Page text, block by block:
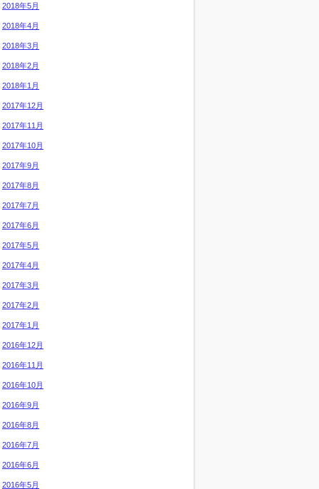
2018年5月
2018年4月
2018年3月
2018年2月
2018年1月
2017年12月
2017年11月
2017年10月
2017年9月
2017年8月
2017年7月
2017年6月
2017年5月
2017年4月
2017年3月
2017年2月
2017年1月
2016年12月
2016年11月
2016年10月
2016年9月
2016年8月
2016年7月
2016年6月
2016年5月